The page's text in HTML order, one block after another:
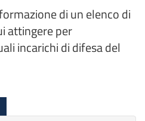
di un elenco di
attingere per
incarichi di difesa del